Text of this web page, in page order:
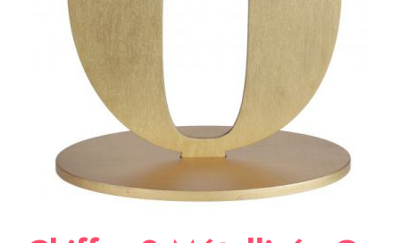
OCCASIONS
SPÉCIALES
CONTACT